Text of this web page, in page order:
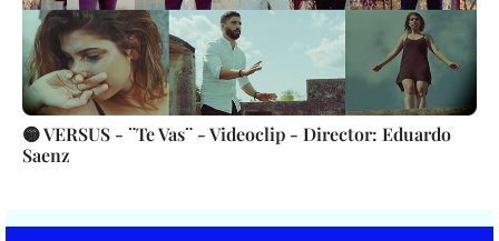
🟡 VERSUS - ¨Te Vas¨ - Videoclip - Director: Eduardo
Saenz